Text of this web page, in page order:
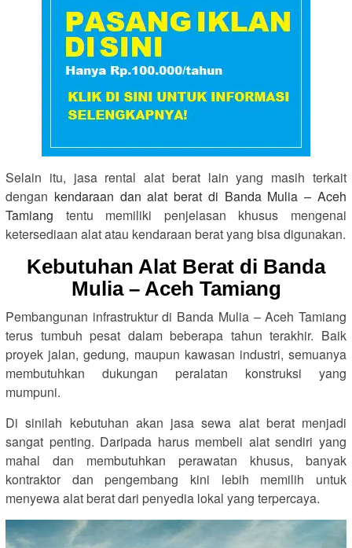
Selain itu, jasa rental alat berat lain yang masih terkait
dengan kendaraan dan alat berat di Banda Mulia – Aceh
Tamiang tentu memiliki penjelasan khusus mengenai
ketersediaan alat atau kendaraan berat yang bisa digunakan.
Kebutuhan Alat Berat di Banda
Mulia – Aceh Tamiang
Pembangunan infrastruktur di Banda Mulia – Aceh Tamiang
terus tumbuh pesat dalam beberapa tahun terakhir. Baik
proyek jalan, gedung, maupun kawasan industri, semuanya
membutuhkan dukungan peralatan konstruksi yang
mumpuni.
Di sinilah kebutuhan akan jasa sewa alat berat menjadi
sangat penting. Daripada harus membeli alat sendiri yang
mahal dan membutuhkan perawatan khusus, banyak
kontraktor dan pengembang kini lebih memilih untuk
menyewa alat berat dari penyedia lokal yang terpercaya.